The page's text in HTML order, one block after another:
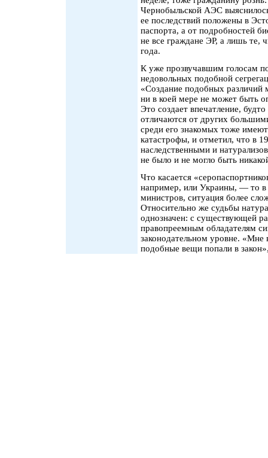
Чернобыльской АЭС
ее последствий положены в
паспорта, а от подробностей
не все граждане ЭР, а лишь те,
года.
К уже прозвучавшим голосам
недовольных подобной
«Создание подобных различий
ни в коей мере не может быть
Это создает впечатление,
отличаются от других
среди его знакомых тоже
катастрофы, и отметил, что в
наследственными и
не было и не могло быть
Что касается
например, или Украины, — то в
министров, ситуация более
Относительно же судьбы
однозначен: с существующей
правопреемным обладателям
законодательном уровне.
подобные вещи попали в